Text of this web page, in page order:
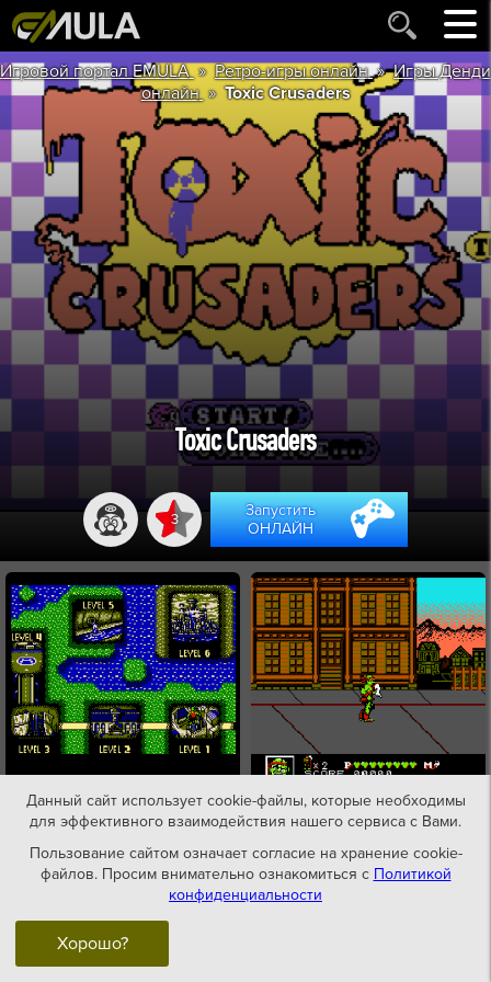
Игровой портал EMULA »Ретро-игры онлайн »Игры Денди
онлайн »Toxic Crusaders
Toxic Crusaders
3
Запустить
ОНЛАЙН
Данный сайт использует cookie-файлы, которые необходимы
для эффективного взаимодействия нашего сервиса с Вами.
Пользование сайтом означает согласие на хранение cookie-
файлов. Просим внимательно ознакомиться с Политикой
конфиденциальности
Хорошо?